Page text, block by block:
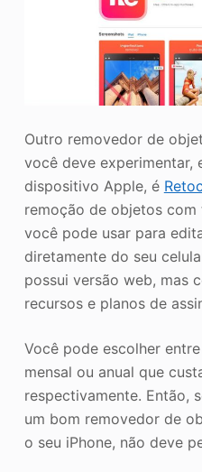
Outro removedor de
você deve experimentar,
dispositivo Apple, é
remoção de objetos
você pode usar para
diretamente do seu
possui versão web, mas
recursos e planos de
Você pode escolher
mensal ou anual que
respectivamente. Então,
um bom removedor de
o seu iPhone, não deve